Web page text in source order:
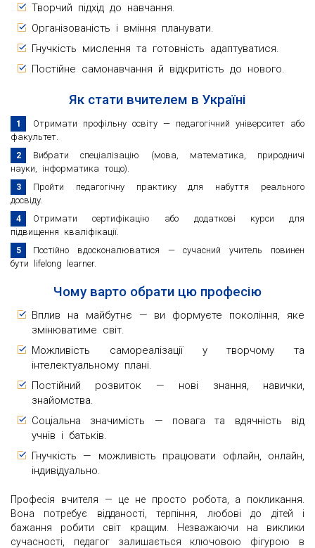
Творчий підхід до навчання.
Організованість і вміння планувати.
Гнучкість мислення та готовність адаптуватися.
Постійне самонавчання й відкритість до нового.
Як стати вчителем в Україні
Отримати профільну освіту — педагогічний університет або
факультет.
Вибрати спеціалізацію (мова, математика, природничі
науки, інформатика тощо).
Пройти педагогічну практику для набуття реального
досвіду.
Отримати сертифікацію або додаткові курси для
підвищення кваліфікації.
Постійно вдосконалюватися — сучасний учитель повинен
бути lifelong learner.
Чому варто обрати цю професію
Вплив на майбутнє — ви формуєте покоління, яке
змінюватиме світ.
Можливість самореалізації у творчому та
інтелектуальному плані.
Постійний розвиток — нові знання, навички,
знайомства.
Соціальна значимість — повага та вдячність від
учнів і батьків.
Гнучкість — можливість працювати офлайн, онлайн,
індивідуально.
Професія вчителя — це не просто робота, а покликання.
Вона потребує відданості, терпіння, любові до дітей і
бажання робити світ кращим. Незважаючи на виклики
сучасності, педагог залишається ключовою фігурою в